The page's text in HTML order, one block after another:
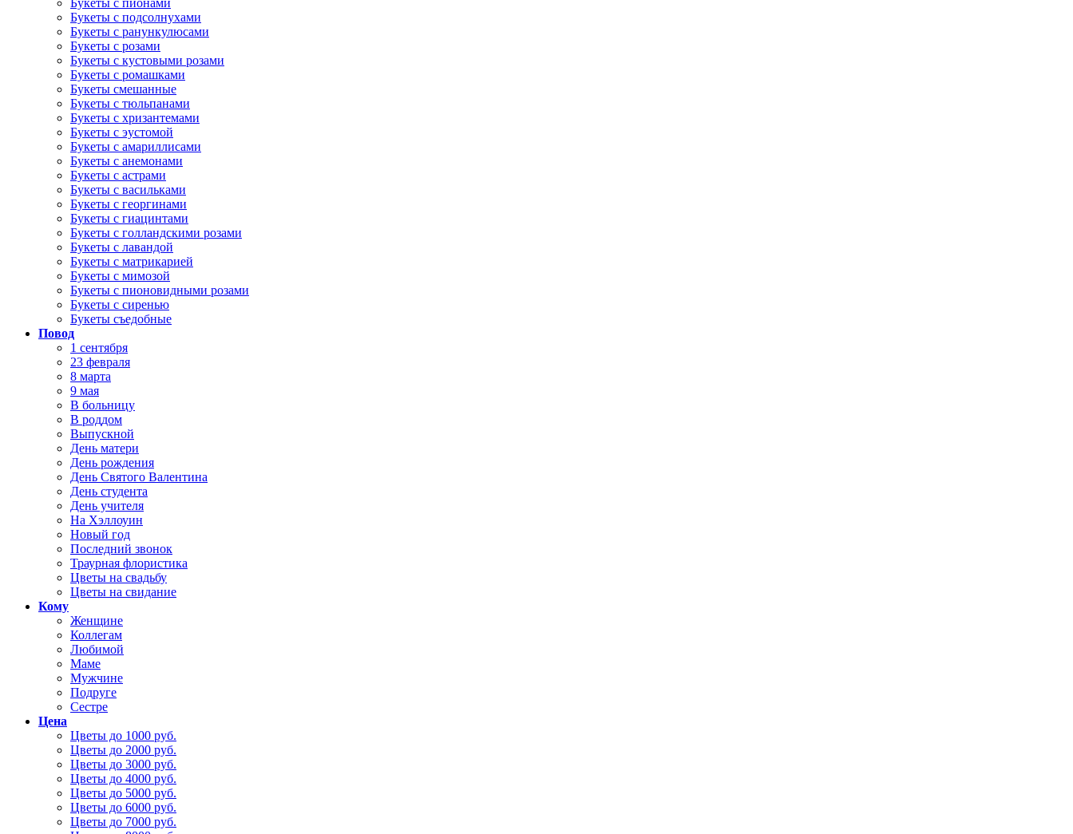
Букеты с пионами
Букеты с подсолнухами
Букеты с ранункулюсами
Букеты с розами
Букеты с кустовыми розами
Букеты с ромашками
Букеты смешанные
Букеты с тюльпанами
Букеты с хризантемами
Букеты с эустомой
Букеты с амариллисами
Букеты с анемонами
Букеты с астрами
Букеты с васильками
Букеты с георгинами
Букеты с гиацинтами
Букеты с голландскими розами
Букеты с лавандой
Букеты с матрикарией
Букеты с мимозой
Букеты с пионовидными розами
Букеты с сиренью
Букеты съедобные
Повод
1 сентября
23 февраля
8 марта
9 мая
В больницу
В роддом
Выпускной
День матери
День рождения
День Святого Валентина
День студента
День учителя
На Хэллоуин
Новый год
Последний звонок
Траурная флористика
Цветы на свадьбу
Цветы на свидание
Кому
Женщине
Коллегам
Любимой
Маме
Мужчине
Подруге
Сестре
Цена
Цветы до 1000 руб.
Цветы до 2000 руб.
Цветы до 3000 руб.
Цветы до 4000 руб.
Цветы до 5000 руб.
Цветы до 6000 руб.
Цветы до 7000 руб.